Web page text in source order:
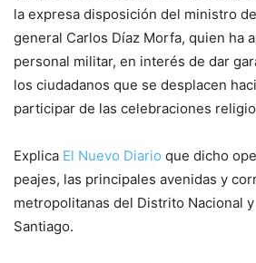
la expresa disposición del ministro
general Carlos Díaz Morfa, quien ha
personal militar, en interés de dar
los ciudadanos que se desplacen
participar de las celebraciones
Explica El Nuevo Diario que dicho
peajes, las principales avenidas y
metropolitanas del Distrito Nacional
Santiago.